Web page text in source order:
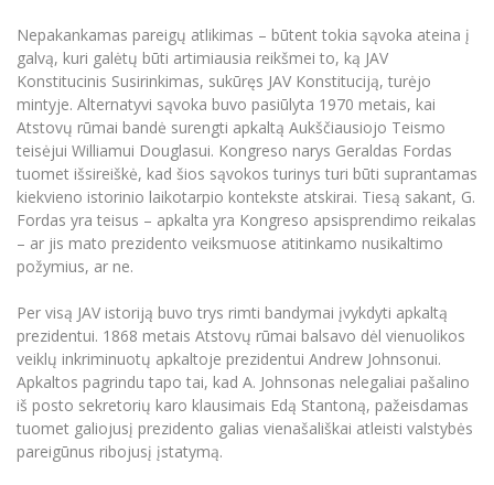
Nepakankamas pareigų atlikimas – būtent tokia sąvoka ateina į
galvą, kuri galėtų būti artimiausia reikšmei to, ką JAV
Konstitucinis Susirinkimas, sukūręs JAV Konstituciją, turėjo
mintyje. Alternatyvi sąvoka buvo pasiūlyta 1970 metais, kai
Atstovų rūmai bandė surengti apkaltą Aukščiausiojo Teismo
teisėjui Williamui Douglasui. Kongreso narys Geraldas Fordas
tuomet išsireiškė, kad šios sąvokos turinys turi būti suprantamas
kiekvieno istorinio laikotarpio kontekste atskirai. Tiesą sakant, G.
Fordas yra teisus – apkalta yra Kongreso apsisprendimo reikalas
– ar jis mato prezidento veiksmuose atitinkamo nusikaltimo
požymius, ar ne.
Per visą JAV istoriją buvo trys rimti bandymai įvykdyti apkaltą
prezidentui. 1868 metais Atstovų rūmai balsavo dėl vienuolikos
veiklų inkriminuotų apkaltoje prezidentui Andrew Johnsonui.
Apkaltos pagrindu tapo tai, kad A. Johnsonas nelegaliai pašalino
iš posto sekretorių karo klausimais Edą Stantoną, pažeisdamas
tuomet galiojusį prezidento galias vienašališkai atleisti valstybės
pareigūnus ribojusį įstatymą.